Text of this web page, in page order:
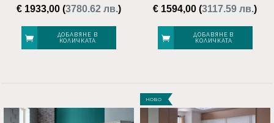
€ 1933,00 (3780.62 лв.)
ДОБАВЯНЕ В
КОЛИЧКАТА
€ 1594,00 (3117.59 лв.)
ДОБАВЯНЕ В
КОЛИЧКАТА
НОВО